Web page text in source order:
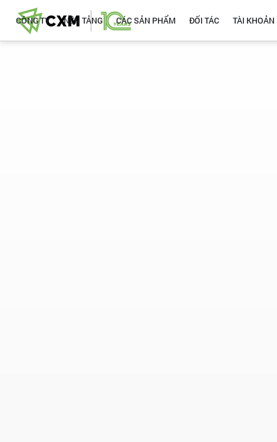
CÔNG TY NỀN TẢNG CÁC SẢN PHẨM ĐỐI TÁC TÀI KHOẢN